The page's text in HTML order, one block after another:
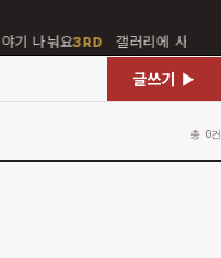
기 나눠요3RD 갤러리에 사진을
글쓰기 ▶
총 0건